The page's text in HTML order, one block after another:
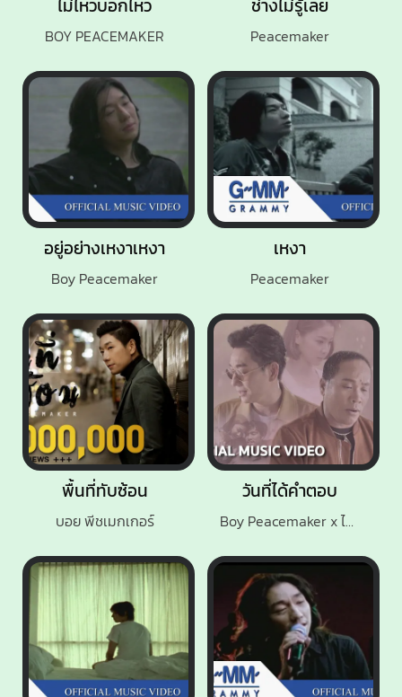
ไม่ไหวบอกไหว
BOY PEACEMAKER
พื้นที่ทับซ้อน
บอย พีชเมกเกอร์
ช่างไม่รู้เลย
Peacemaker
อยู่อย่างเหงาเหงา
Boy Peacemaker
วันที่ได้คำตอบ
Boy Peacemaker x ไมค์ ภิรมย์พร
เหงา
Peacemaker